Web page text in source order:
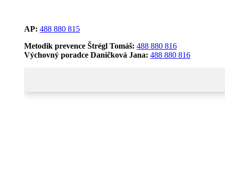
AP: 488 880 815
Metodik prevence Štrégl Tomáš: 488 880 816
Výchovný poradce Daničková Jana: 488 880 816